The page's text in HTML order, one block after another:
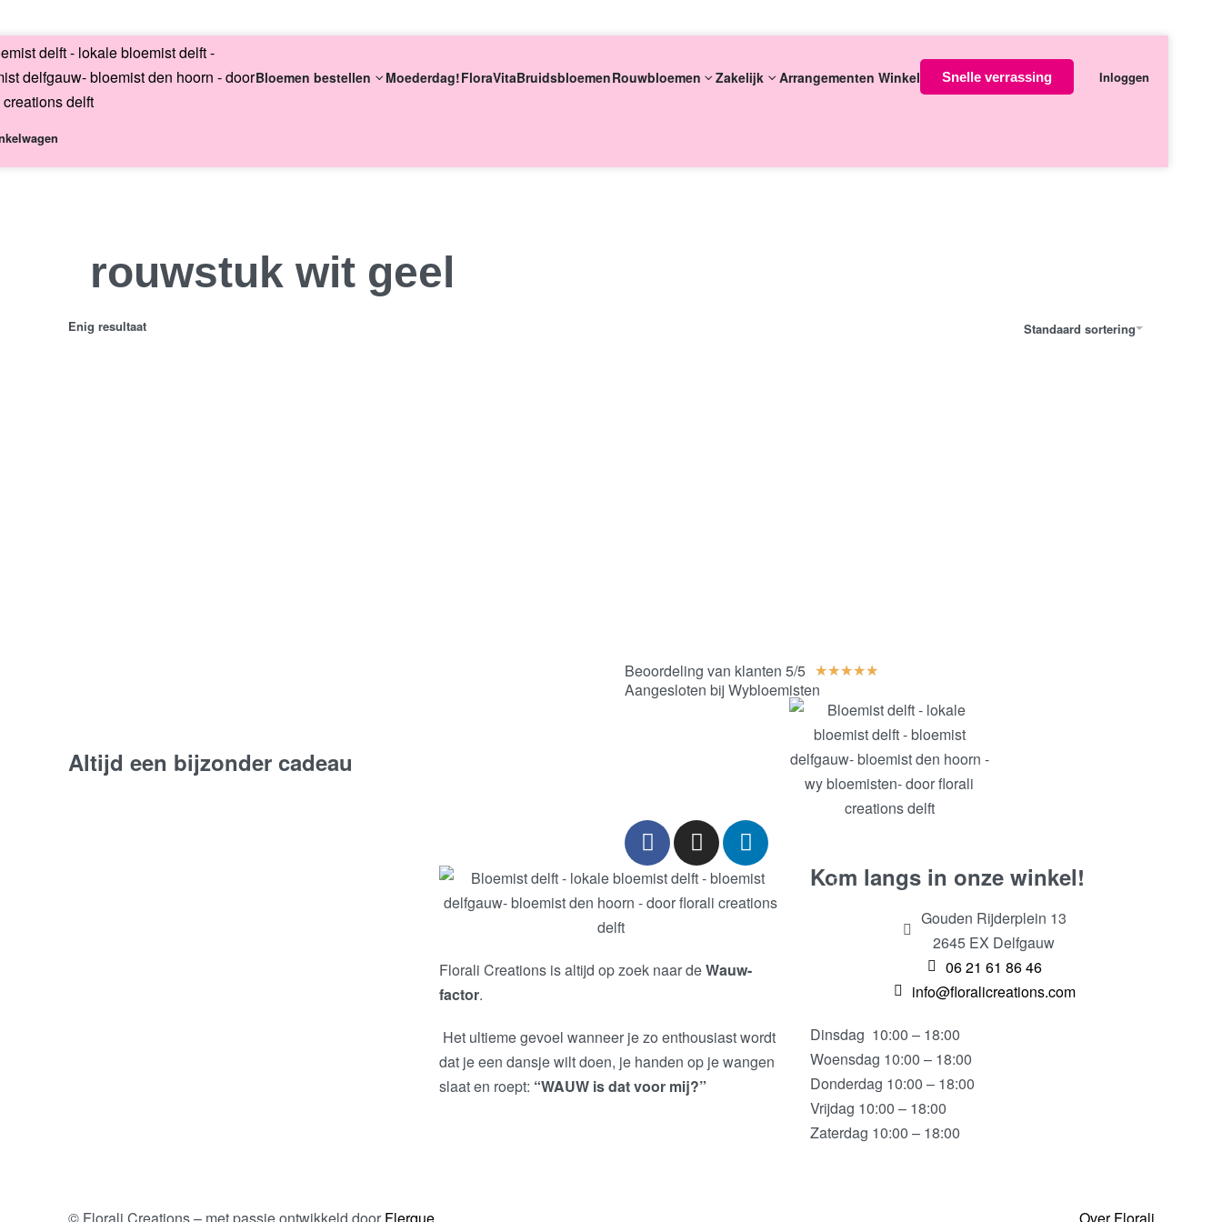
Bloemen bestellen Moederdag!FloraVitaBruidsbloemenRouwbloemen Zakelijk Arrangementen Winkel Snelle verrassing Inloggen
rouwstuk wit geel
Enig resultaat Standaard sortering
Altijd een bijzonder cadeau
Beoordeling van klanten 5/5 ★★★★★
Aangesloten bij Wybloemisten
Florali Creations is altijd op zoek naar deWauw-
factor.
Het ultieme gevoel wanneer je zo enthousiast wordt
dat je een dansje wilt doen, je handen op je wangen
slaat en roept: “WAUW is dat voor mij?”
Kom langs in onze winkel!
Gouden Rijderplein 13
2645 EX Delfgauw
06 21 61 86 46
info@floralicreations.com
Dinsdag 10:00 – 18:00
Woensdag 10:00 – 18:00
Donderdag 10:00 – 18:00
Vrijdag 10:00 – 18:00
Zaterdag 10:00 – 18:00
© Florali Creations – met passie ontwikkeld door Flerque Over Florali